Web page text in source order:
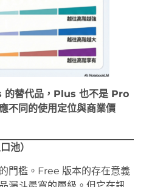
的替代品，Plus 也不是 Pro
不同的使用定位與商業價
池）
門檻。Free 版本的存在意義